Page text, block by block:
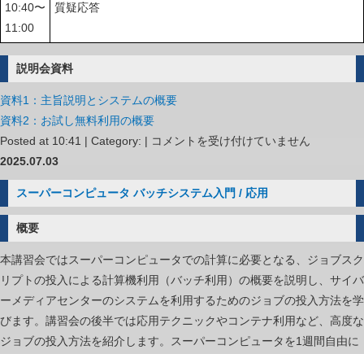
10:40〜
11:00
質疑応答
説明会資料
資料1：主旨説明とシステムの概要
資料2：お試し無料利用の概要
Posted at 10:41 | Category: | OCTOPUS
料
お
し
利
用
説
明
会
コメントを受け付けていません
2025.07.03
スーパーコンピュータ バッチシステム入門 / 応用
概要
本講習会ではスーパーコンピュータでの計算に必要となる、ジョブスク
リプトの投入による計算機利用（バッチ利用）の概要を説明し、サイバ
ーメディアセンターのシステムを利用するためのジョブの投入方法を学
びます。講習会の後半では応用テクニックやコンテナ利用など、高度な
ジョブの投入方法を紹介します。スーパーコンピュータを1週間自由に